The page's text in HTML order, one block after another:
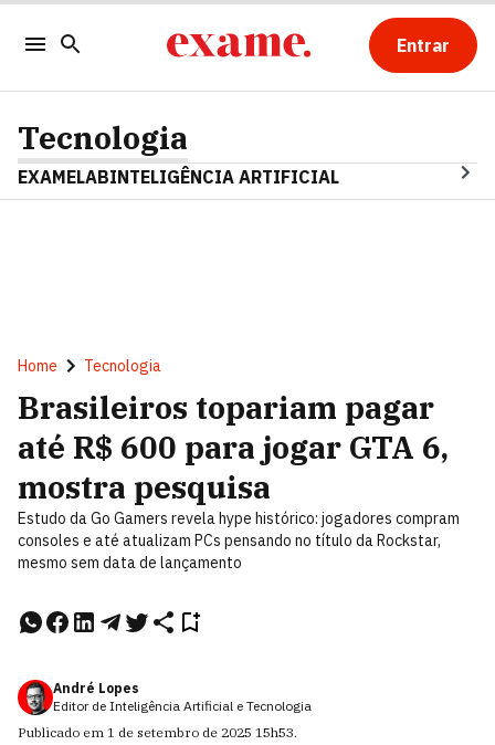
Entrar
Tecnologia
EXAMELABINTELIGÊNCIA ARTIFICIAL
Home Tecnologia
Brasileiros topariam pagar
até R$ 600 para jogar GTA 6,
mostra pesquisa
Estudo da Go Gamers revela hype histórico: jogadores compram
consoles e até atualizam PCs pensando no título da Rockstar,
mesmo sem data de lançamento
André Lopes
Editor de Inteligência Artificial e Tecnologia
Publicado em 1 de setembro de 2025 15h53.